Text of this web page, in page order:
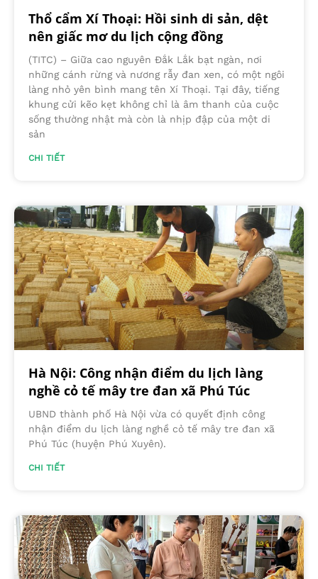
Thổ cẩm Xí Thoại: Hồi sinh di sản, dệt
nên giấc mơ du lịch cộng đồng
(TITC) – Giữa cao nguyên Đắk Lắk bạt ngàn, nơi
những cánh rừng và nương rẫy đan xen, có một ngôi
làng nhỏ yên bình mang tên Xí Thoại. Tại đây, tiếng
khung cửi kẽo kẹt không chỉ là âm thanh của cuộc
sống thường nhật mà còn là nhịp đập của một di
sản
CHI TIẾT
Hà Nội: Công nhận điểm du lịch làng
nghề cỏ tế mây tre đan xã Phú Túc
UBND thành phố Hà Nội vừa có quyết định công
nhận điểm du lịch làng nghề cỏ tế mây tre đan xã
Phú Túc (huyện Phú Xuyên).
CHI TIẾT